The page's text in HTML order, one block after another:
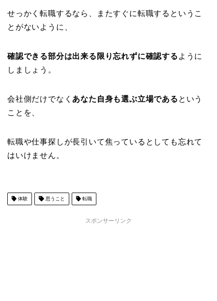
せっかく転職するなら、またすぐに転職するというこ
とがないように、
確認できる部分は出来る限り忘れずに確認する ように
しましょう。
会社側だけでなく あなた自身も選ぶ立場である という
ことを、
転職や仕事探しが長引いて焦っているとしても忘れて
はいけません。
体験 思うこと 転職
スポンサーリンク